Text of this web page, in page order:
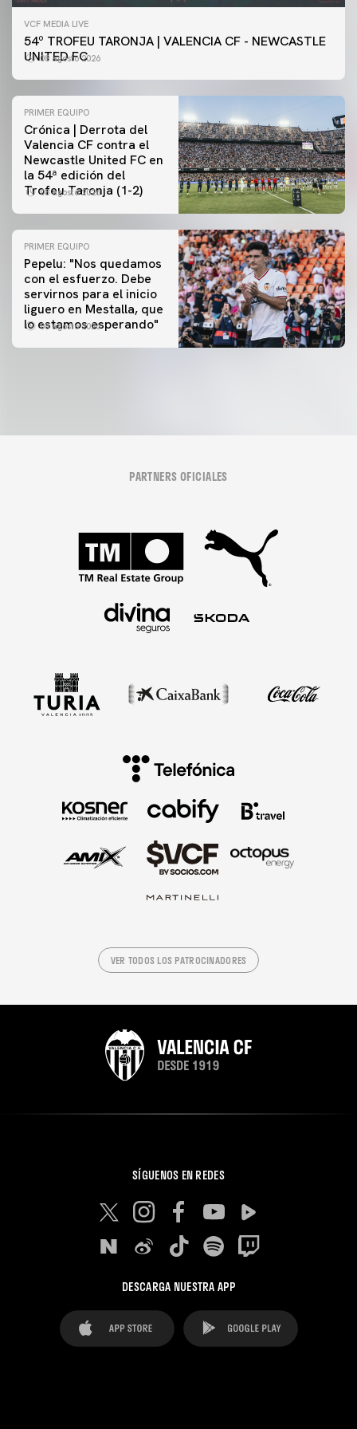
VCF MEDIA LIVE
54º TROFEU TARONJA | VALENCIA CF - NEWCASTLE
UNITED FC
08 agosto 2026
PRIMER EQUIPO
Crónica | Derrota del
Valencia CF contra el
Newcastle United FC en
la 54ª edición del
Trofeu Taronja (1-2)
08 agosto 2026
PRIMER EQUIPO
Pepelu: "Nos quedamos
con el esfuerzo. Debe
servirnos para el inicio
liguero en Mestalla, que
lo estamos esperando"
08 agosto 2026
PRIMER EQUIPO
Las fotos del Valencia CF-Newcastle United FC
PARTNERS OFICIALES
VER TODOS LOS PATROCINADORES
SÍGUENOS EN REDES
DESCARGA NUESTRA APP